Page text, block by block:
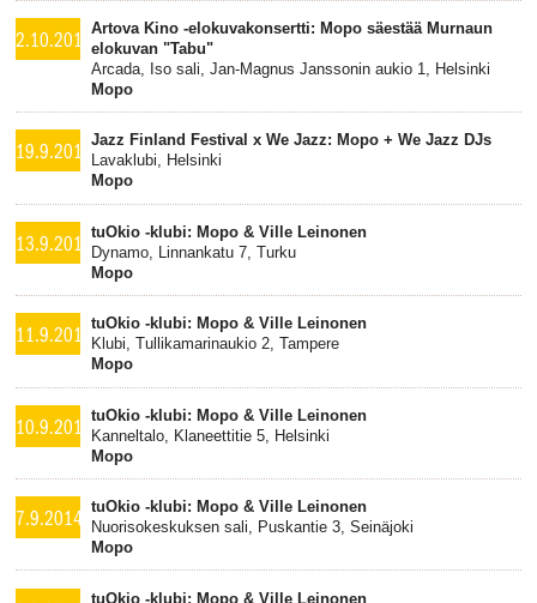
2.10.2014Artova Kino -elokuvakonsertti: Mopo säestää Murnaun
elokuvan "Tabu"
Arcada, Iso sali, Jan-Magnus Janssonin aukio 1, Helsinki
Mopo
19.9.2014Jazz Finland Festival x We Jazz: Mopo + We Jazz DJs
Lavaklubi, Helsinki
Mopo
13.9.2014
tuOkio -klubi: Mopo & Ville Leinonen
Dynamo, Linnankatu 7, Turku
Mopo
11.9.2014
tuOkio -klubi: Mopo & Ville Leinonen
Klubi, Tullikamarinaukio 2, Tampere
Mopo
10.9.2014
tuOkio -klubi: Mopo & Ville Leinonen
Kanneltalo, Klaneettitie 5, Helsinki
Mopo
7.9.2014
tuOkio -klubi: Mopo & Ville Leinonen
Nuorisokeskuksen sali, Puskantie 3, Seinäjoki
Mopo
tuOkio -klubi: Mopo & Ville Leinonen